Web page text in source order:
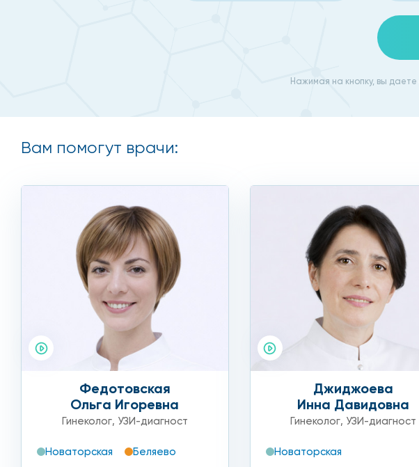
Нажимая на кнопку, вы даете
Вам помогут врачи:
Федотовская
Ольга Игоревна
Гинеколог, УЗИ-диагност
Новаторская Беляево
Джиджоева
Инна Давидовна
Гинеколог, УЗИ-диагност
Новаторская